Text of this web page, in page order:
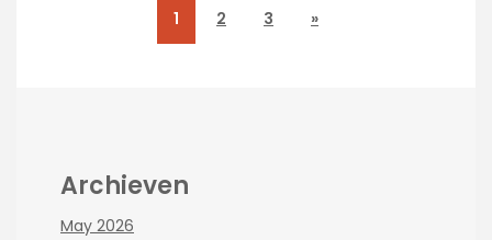
1 2 3 »
Archieven
May 2026